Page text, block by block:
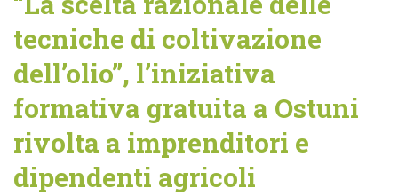
tecniche di coltivazione
dell’olio”, l’iniziativa
formativa gratuita a Ostuni
rivolta a imprenditori e
dipendenti agricoli